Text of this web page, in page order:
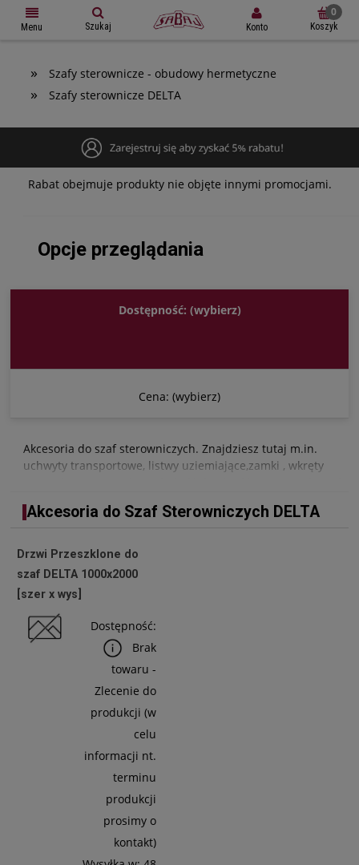
Menu Szukaj Konto Koszyk
» Szafy sterownicze - obudowy hermetyczne
» Szafy sterownicze DELTA
Rabat obejmuje produkty nie objęte innymi promocjami.
Opcje przeglądania
Dostępność: (wybierz)
Cena: (wybierz)
Akcesoria do szaf sterowniczych. Znajdziesz tutaj m.in.
uchwyty transportowe, listwy uziemiające,zamki , wkręty
Akcesoria do Szaf Sterowniczych DELTA
Drzwi Przeszklone do
szaf DELTA 1000x2000
[szer x wys]
Dostępność:
Brak
towaru -
Zlecenie do
produkcji (w
celu
informacji nt.
terminu
produkcji
prosimy o
kontakt)